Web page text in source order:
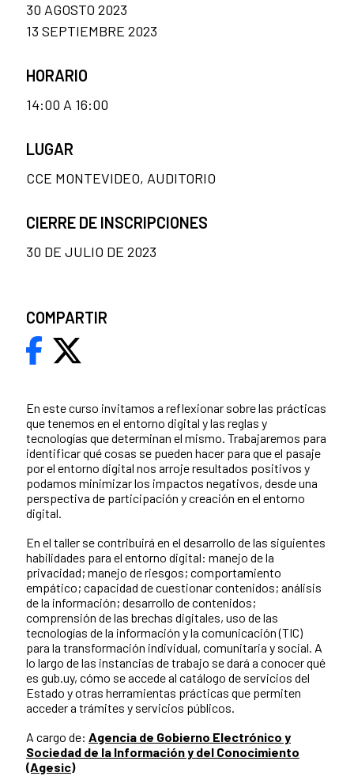
En este curso invitamos a reflexionar sobre las prácticas
que tenemos en el entorno digital y las reglas y
tecnologías que determinan el mismo. Trabajaremos para
identificar qué cosas se pueden hacer para que el pasaje
por el entorno digital nos arroje resultados positivos y
podamos minimizar los impactos negativos, desde una
perspectiva de participación y creación en el entorno
digital.
En el taller se contribuirá en el desarrollo de las siguientes
habilidades para el entorno digital: manejo de la
privacidad; manejo de riesgos; comportamiento
empático; capacidad de cuestionar contenidos; análisis
de la información; desarrollo de contenidos;
comprensión de las brechas digitales, uso de las
tecnologías de la información y la comunicación (TIC)
para la transformación individual, comunitaria y social. A
lo largo de las instancias de trabajo se dará a conocer qué
es gub.uy, cómo se accede al catálogo de servicios del
Estado y otras herramientas prácticas que permiten
acceder a trámites y servicios públicos.
A cargo de: Agencia de Gobierno Electrónico y
Sociedad de la Información y del Conocimiento
(Agesic)
30 AGOSTO 2023
13 SEPTIEMBRE 2023
HORARIO
14:00 A 16:00
LUGAR
CCE MONTEVIDEO, AUDITORIO
CIERRE DE INSCRIPCIONES
30 DE JULIO DE 2023
COMPARTIR